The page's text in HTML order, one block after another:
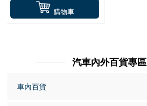
購物車
汽車內外百貨專區
車內百貨